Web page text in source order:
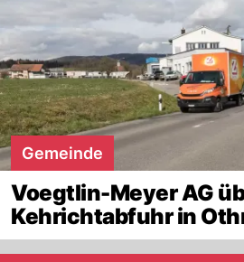
Gemeinde
Voegtlin-Meyer AG
Kehrichtabfuhr in